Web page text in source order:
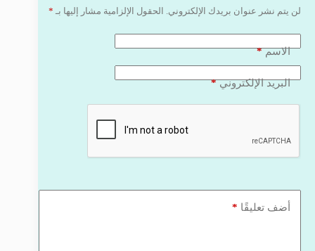
لن يتم نشر عنوان بريدك الإلكتروني. الحقول الإلزامية مشار إليها بـ *
الاسم*
البريد الإلكتروني*
أضف تعليقًا *